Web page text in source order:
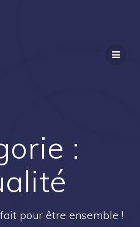
:
pour être ensemble !